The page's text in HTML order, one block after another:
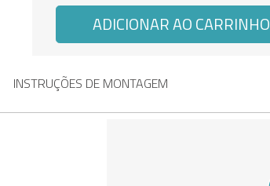
ADICIONAR AO CARRINHO
INSTRUÇÕES DE MONTAGEM